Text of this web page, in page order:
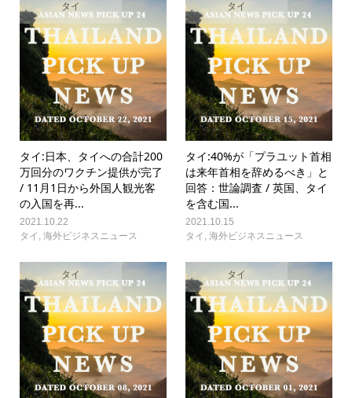
タイ
タイ:日本、タイへの合計200
万回分のワクチン提供が完了
/ 11月1日から外国人観光客
の入国を再...
2021.10.22
タイ , 海外ビジネスニュース
タイ
タイ:40%が「プラユット首相
は来年首相を辞めるべき」と
回答：世論調査 / 英国、タイ
を含む国...
2021.10.15
タイ ,海外ビジネスニュース
タイ タイ